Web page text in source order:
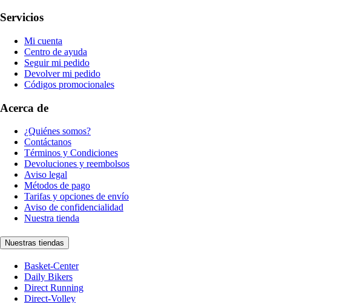
Servicios
Mi cuenta
Centro de ayuda
Seguir mi pedido
Devolver mi pedido
Códigos promocionales
Acerca de
¿Quiénes somos?
Contáctanos
Términos y Condiciones
Devoluciones y reembolsos
Aviso legal
Métodos de pago
Tarifas y opciones de envío
Aviso de confidencialidad
Nuestra tienda
Nuestras tiendas
Basket-Center
Daily Bikers
Direct Running
Direct-Volley